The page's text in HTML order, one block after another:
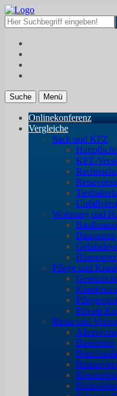
Suche Menü
Onlinekonferenz
Vergleiche
Sach und KFZ
KFZ-
Wohnung und
Bausparen
Pflege und
Private
Rente und
Basisrente